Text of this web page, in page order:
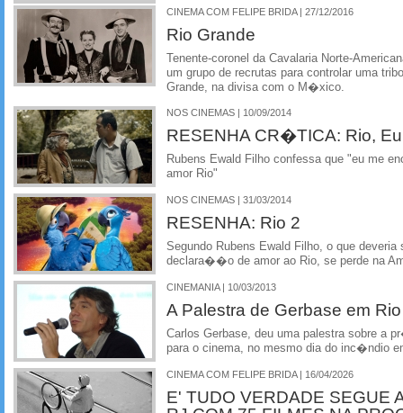
CINEMA COM FELIPE BRIDA | 27/12/2016
Rio Grande
Tenente-coronel da Cavalaria Norte-
um grupo de recrutas para controlar uma
Grande, na divisa com o M�xico.
NOS CINEMAS | 10/09/2014
RESENHA CR�TICA: Rio,
Rubens Ewald Filho confessa que "eu me
amor Rio"
NOS CINEMAS | 31/03/2014
RESENHA: Rio 2
Segundo Rubens Ewald Filho, o que
declara��o de amor ao Rio, se perde na
CINEMANIA | 10/03/2013
A Palestra de Gerbase em
Carlos Gerbase, deu uma palestra sobre a
para o cinema, no mesmo dia do inc�ndio
CINEMA COM FELIPE BRIDA | 16/04/2026
E' TUDO VERDADE SEGUE